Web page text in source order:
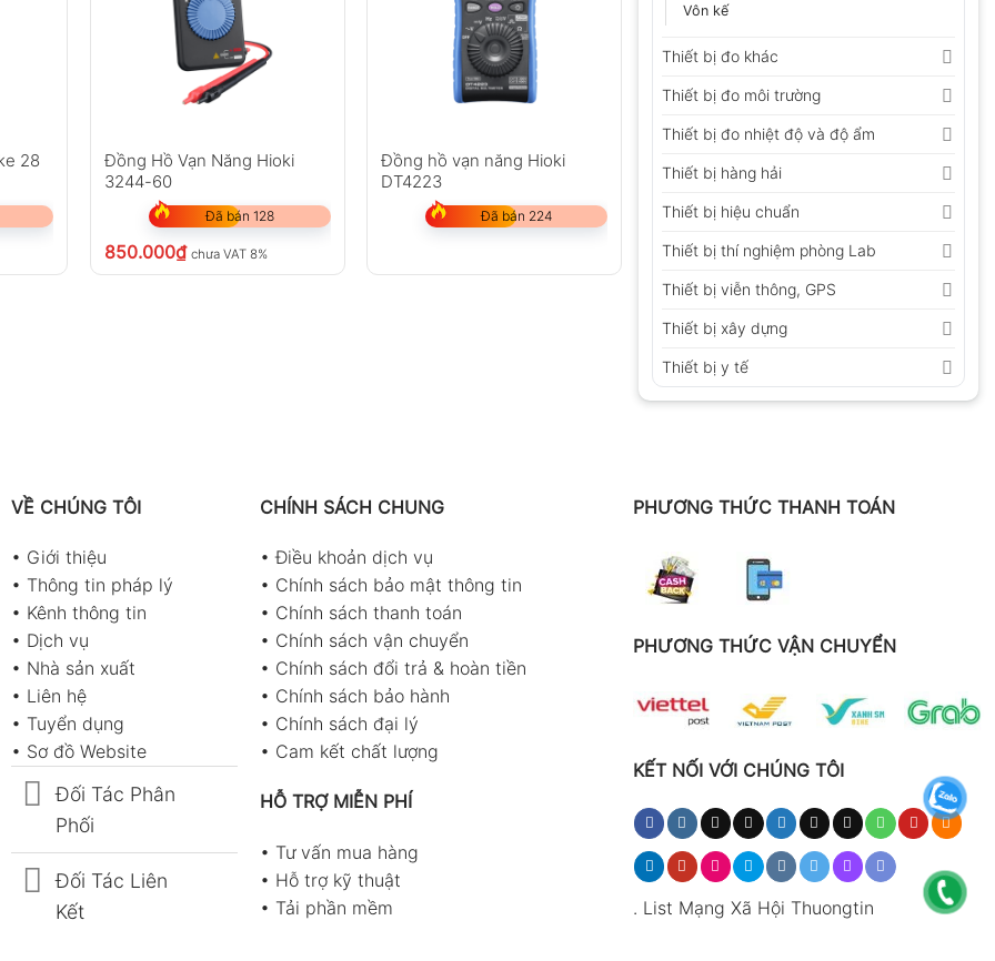
Vôn kế
Thiết bị đo khác
Thiết bị đo môi trường
Thiết bị đo nhiệt độ và độ ẩm
Thiết bị hàng hải
Thiết bị hiệu chuẩn
Thiết bị thí nghiệm phòng Lab
Thiết bị viễn thông, GPS
Thiết bị xây dựng
Thiết bị y tế
digit]
đa 1999 counts
trên màn hình
±(0.5% + 2 digit)
±(0.8% + 2 digit)
±(1.0% + 2 digit)
28
Đồng Hồ Vạn Năng Hioki
3244-60
Đã bán 128
850.000₫ chưa VAT 8%
Đồng hồ vạn năng Hioki
DT4223
Đã bán 224
VỀ CHÚNG TÔI
• Giới thiệu
• Thông tin pháp lý
• Kênh thông tin
• Dịch vụ
• Nhà sản xuất
• Liên hệ
• Tuyển dụng
• Sơ đồ Website
Đối Tác Phân
Phối
Đối Tác Liên
Kết
CHÍNH SÁCH CHUNG
•Điều khoản dịch vụ
• Chính sách bảo mật thông tin
• Chính sách thanh toán
• Chính sách vận chuyển
• Chính sách đổi trả & hoàn tiền
• Chính sách bảo hành
• Chính sách đại lý
• Cam kết chất lượng
HỖ TRỢ MIỄN PHÍ
• Tư vấn mua hàng
• Hỗ trợ kỹ thuật
• Tải phần mềm
PHƯƠNG THỨC THANH TOÁN
PHƯƠNG THỨC VẬN CHUYỂN
KẾT NỐI VỚI CHÚNG TÔI
. List Mạng Xã Hội Thuongtin